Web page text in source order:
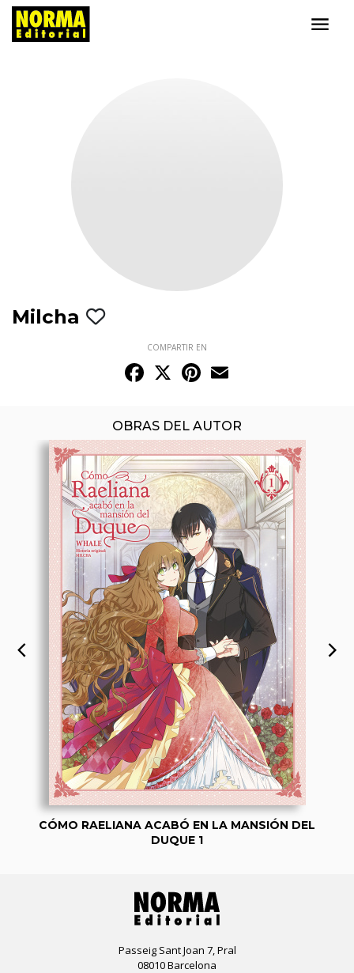
Milcha
COMPARTIR EN
Facebook
X Pinterest
OBRAS DEL AUTOR
CÓMO RAELIANA ACABÓ EN LA MANSIÓN DEL
DUQUE 1
Passeig Sant Joan 7, Pral
08010 Barcelona